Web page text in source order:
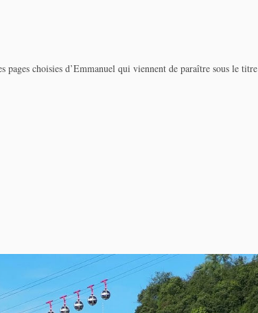
pages choisies d’Emmanuel qui viennent de paraître sous le titre